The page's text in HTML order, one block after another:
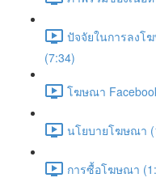
ปัจจัยในการลงโ
(7:34)
โฆษณา
นโยบายโฆษณา
การซื้อโฆษณา